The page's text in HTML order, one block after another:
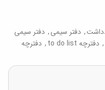
, دفتر سیمی, دفتر سیمی
, دفترچه to do list , دفترچه